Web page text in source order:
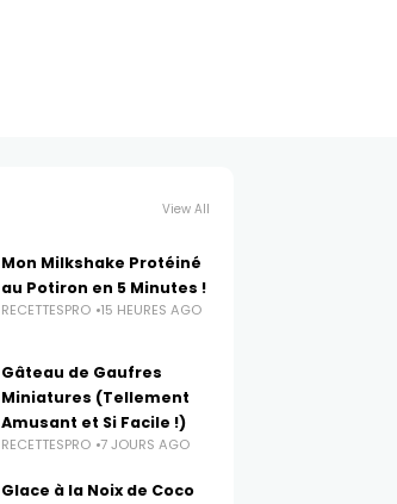
View All
Mon Milkshake Protéiné
au Potiron en 5 Minutes !
RECETTESPRO 15 HEURES AGO
Gâteau de Gaufres
Miniatures (Tellement
Amusant et Si Facile !)
RECETTESPRO 7 JOURS AGO
Glace à la Noix de Coco